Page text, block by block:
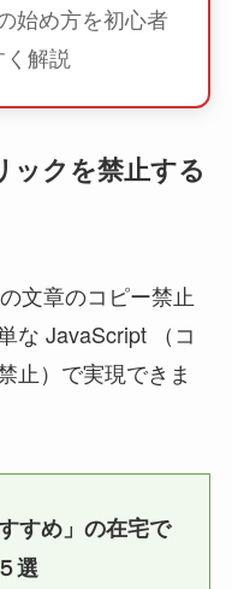
始め方を初心者
解説
ックを禁止する
文章のコピー禁止
な JavaScript （コ
止）で実現できま
すめ」の在宅で
選